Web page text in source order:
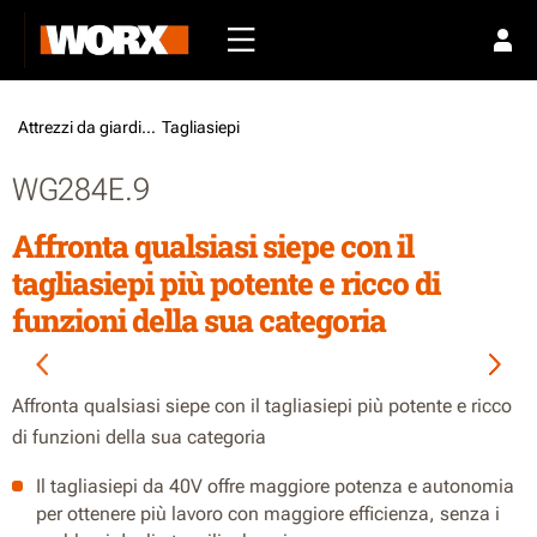
Attrezzi da giardino / Tagliasiepi
WG284E.9
Affronta qualsiasi siepe con il
tagliasiepi più potente e ricco di
funzioni della sua categoria
Affronta qualsiasi siepe con il tagliasiepi più potente e ricco
di funzioni della sua categoria
Il tagliasiepi da 40V offre maggiore potenza e autonomia
per ottenere più lavoro con maggiore efficienza, senza i